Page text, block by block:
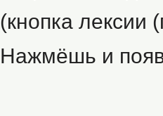
(кнопка лексии
Нажмёшь и